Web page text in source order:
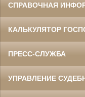
СПРАВОЧНАЯ
КАЛЬКУЛЯТОР
ПРЕСС-СЛУЖБА
УПРАВЛЕНИЕ